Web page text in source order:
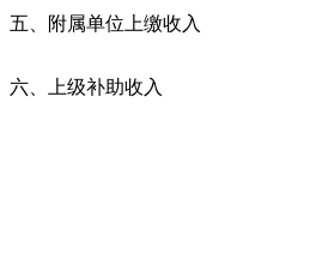
五、附属单位上缴收入
六、上级补助收入